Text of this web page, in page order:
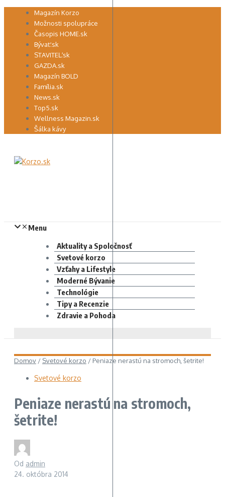
Preskočiť Magazín Korzo
Možnosti spolupráce
Časopis HOME.sk
Bývať.sk
STAVITEĽ.sk
GAZDA.sk
Magazín BOLD
Família.sk
News.sk
Top5.sk
Wellness Magazin.sk
Šálka kávy
Menu
Aktuality a Spoločnosť
Svetové korzo
Vzťahy a Lifestyle
Moderné Bývanie
Technológie
Tipy a Recenzie
Zdravie a Pohoda
Domov / Svetové korzo / Peniaze nerastú na stromoch, šetrite!
Svetové korzo
Peniaze nerastú na stromoch,
šetrite!
Od admin
24. októbra 2014